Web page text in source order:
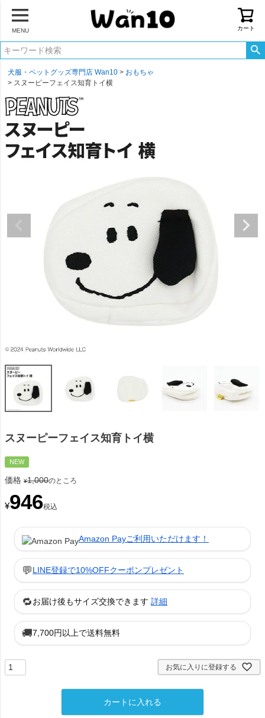
MENU カート
犬服・ペットグッズ専門店 Wan10
おもちゃ
スヌーピーフェイス知育トイ横
スヌーピーフェイス知育トイ横
NEW
価格 ¥1,000のところ
¥946税込
Amazon Payご利用いただけます！
💬LINE登録で10%OFFクーポンプレゼント
🔁お届け後もサイズ交換できます 詳細
🚚7,700円以上で送料無料
お気に入りに登録する
カートに入れる